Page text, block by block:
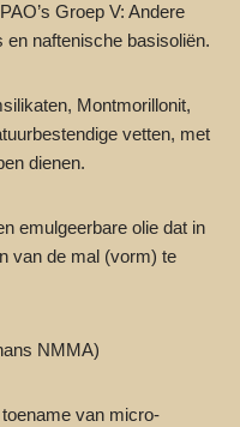
Groep V: Andere
naftenische basisoliën.
Montmorillonit,
vetten, met
dienen.
emulgeerbare olie dat in
van de mal (vorm) te
NMMA)
van micro-